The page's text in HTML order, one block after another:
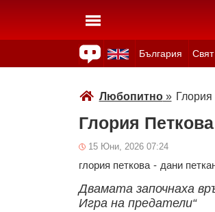
България Свят
Любопитно»
Глория
15 Юни, 2026 07:24
глория петкова - дани
Двамата започнаха
Игра на предатели“